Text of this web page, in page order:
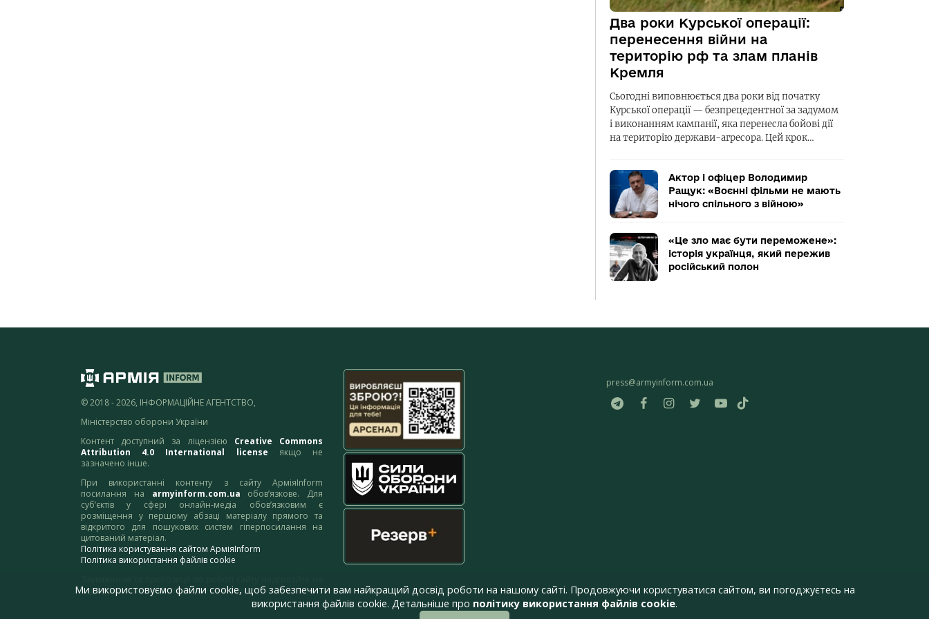
Два роки Курської операції:
перенесення війни на
територію рф та злам планів
Кремля
Сьогодні виповнюється два роки від початку
Курської операції — безпрецедентної за задумом
і виконанням кампанії, яка перенесла бойові дії
на територію держави-агресора. Цей крок…
Актор і офіцер Володимир
Ращук: «Воєнні фільми не мають
нічого спільного з війною»
«Це зло має бути переможене»:
історія українця, який пережив
російський полон
© 2018 - 2026, ІНФОРМАЦІЙНЕ АГЕНТСТВО,
Міністерство оборони України
Контент доступний за ліцензією Creative Commons
Attribution 4.0 International license якщо не
зазначено інше.
При використанні контенту з сайту АрміяInform
посилання на armyinform.com.ua обов’язкове. Для
суб’єктів у сфері онлайн-медіа обов’язковим є
розміщення у першому абзаці матеріалу прямого та
відкритого для пошукових систем гіперпосилання на
цитований матеріал.
Політика користування сайтом АрміяInform
Політика використання файлів cookie
адресу:webmaster@armyinform.com.ua
press@armyinform.com.ua
Ми використовуємо файли cookie, щоб забезпечити вам найкращий досвід роботи на нашому сайті. Продовжуючи користуватися сайтом, ви погоджуєтесь на
використання файлів cookie. Детальніше про політику використання файлів cookie.